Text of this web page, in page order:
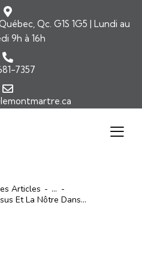
Qc. G1S 1G5 | Lundi au
9h à 16h
7357
Articles
...
Et La Nôtre Dans...